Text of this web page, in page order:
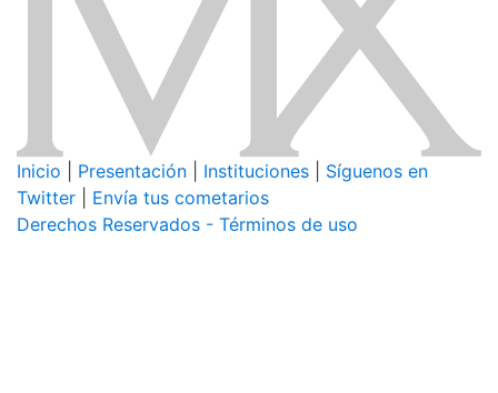
Inicio Presentación Instituciones
Síguenos en
Twitter
Envía tus cometarios
Derechos Reservados - Términos de uso